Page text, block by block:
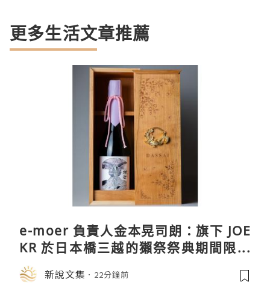
更多生活文章推薦
e-moer 負責人金本晃司朗：旗下 JOE
KR 於日本橋三越的獺祭祭典期間限定
店中，與日伸貴金属的東京銀器工匠一
同參展新說文集 22分鐘前